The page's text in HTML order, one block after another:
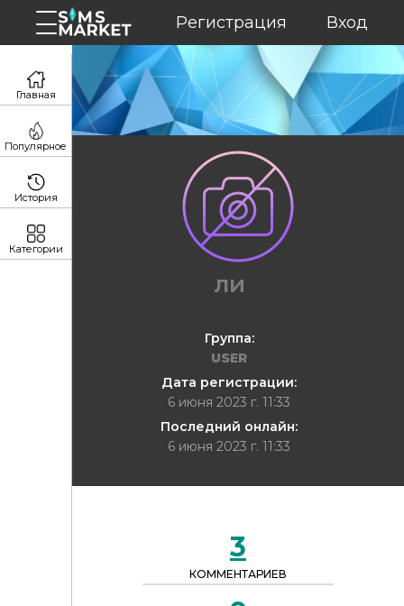
Регистрация Вход
ли
Группа:
USER
Дата регистрации:
6 июня 2023 г. 11:33
Последний онлайн:
6 июня 2023 г. 11:33
3
КОММЕНТАРИЕВ
Главная
Популярное
История
Категории